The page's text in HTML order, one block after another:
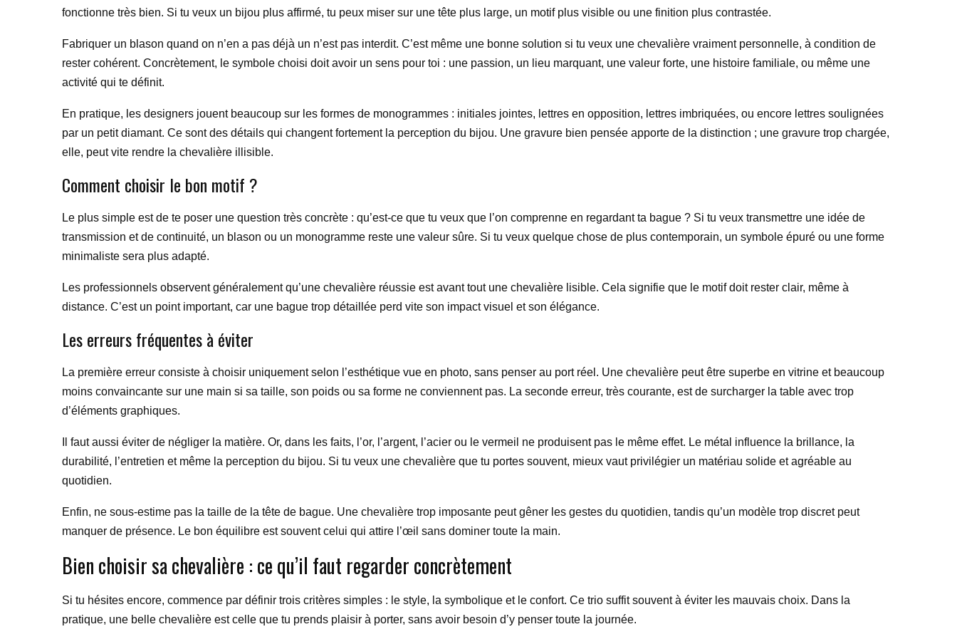
fonctionne très bien. Si tu veux un bijou plus affirmé, tu peux miser sur une tête plus large, un motif plus visible ou une finition plus contrastée.
Fabriquer un blason quand on n’en a pas déjà un n’est pas interdit. C’est même une bonne solution si tu veux une chevalière vraiment personnelle, à condition de
rester cohérent. Concrètement, le symbole choisi doit avoir un sens pour toi : une passion, un lieu marquant, une valeur forte, une histoire familiale, ou même une
activité qui te définit.
En pratique, les designers jouent beaucoup sur les formes de monogrammes : initiales jointes, lettres en opposition, lettres imbriquées, ou encore lettres soulignées
par un petit diamant. Ce sont des détails qui changent fortement la perception du bijou. Une gravure bien pensée apporte de la distinction ; une gravure trop chargée,
elle, peut vite rendre la chevalière illisible.
Comment choisir le bon motif ?
Le plus simple est de te poser une question très concrète : qu’est-ce que tu veux que l’on comprenne en regardant ta bague ? Si tu veux transmettre une idée de
transmission et de continuité, un blason ou un monogramme reste une valeur sûre. Si tu veux quelque chose de plus contemporain, un symbole épuré ou une forme
minimaliste sera plus adapté.
Les professionnels observent généralement qu’une chevalière réussie est avant tout une chevalière lisible. Cela signifie que le motif doit rester clair, même à
distance. C’est un point important, car une bague trop détaillée perd vite son impact visuel et son élégance.
Les erreurs fréquentes à éviter
La première erreur consiste à choisir uniquement selon l’esthétique vue en photo, sans penser au port réel. Une chevalière peut être superbe en vitrine et beaucoup
moins convaincante sur une main si sa taille, son poids ou sa forme ne conviennent pas. La seconde erreur, très courante, est de surcharger la table avec trop
d’éléments graphiques.
Il faut aussi éviter de négliger la matière. Or, dans les faits, l’or, l’argent, l’acier ou le vermeil ne produisent pas le même effet. Le métal influence la brillance, la
durabilité, l’entretien et même la perception du bijou. Si tu veux une chevalière que tu portes souvent, mieux vaut privilégier un matériau solide et agréable au
quotidien.
Enfin, ne sous-estime pas la taille de la tête de bague. Une chevalière trop imposante peut gêner les gestes du quotidien, tandis qu’un modèle trop discret peut
manquer de présence. Le bon équilibre est souvent celui qui attire l’œil sans dominer toute la main.
Bien choisir sa chevalière : ce qu’il faut regarder concrètement
Si tu hésites encore, commence par définir trois critères simples : le style, la symbolique et le confort. Ce trio suffit souvent à éviter les mauvais choix. Dans la
pratique, une belle chevalière est celle que tu prends plaisir à porter, sans avoir besoin d’y penser toute la journée.